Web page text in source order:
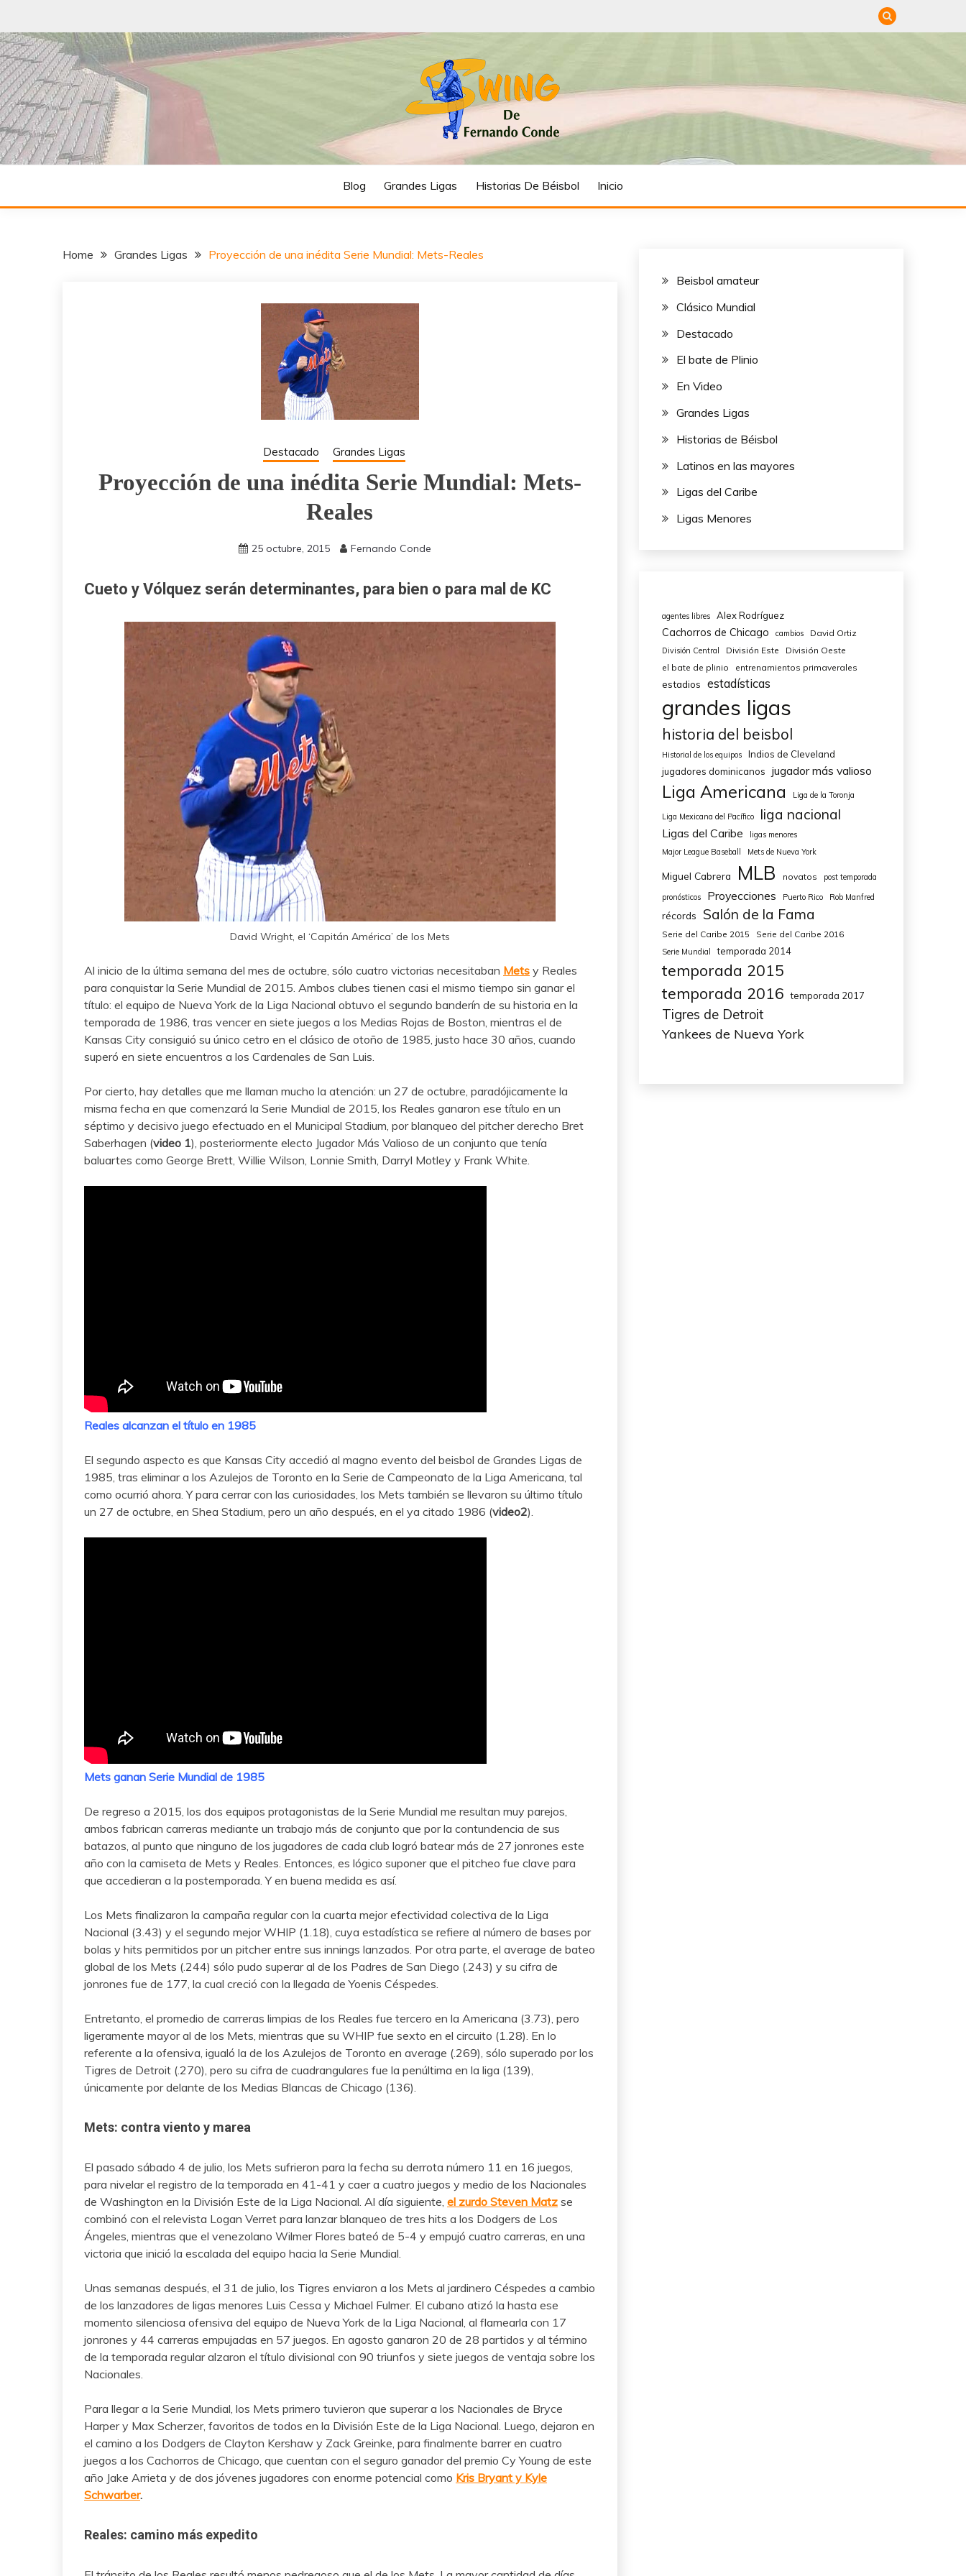
content
SWING DE FERNANDO CONDE
¡A todo Swing con el béisbol!
Blog Grandes Ligas Historias De Béisbol Inicio
Home Grandes Ligas Proyección de una inédita Serie Mundial: Mets-Reales
Destacado Grandes Ligas
Proyección de una inédita Serie Mundial: Mets-
Reales
25 octubre, 2015 Fernando Conde
Cueto y Vólquez serán determinantes, para bien o para mal de KC
David Wright, el ‘Capitán América’ de los Mets
Al inicio de la última semana del mes de octubre, sólo cuatro victorias necesitaban Mets y Reales
para conquistar la Serie Mundial de 2015. Ambos clubes tienen casi el mismo tiempo sin ganar el
título: el equipo de Nueva York de la Liga Nacional obtuvo el segundo banderín de su historia en la
temporada de 1986, tras vencer en siete juegos a los Medias Rojas de Boston, mientras el de
Kansas City consiguió su único cetro en el clásico de otoño de 1985, justo hace 30 años, cuando
superó en siete encuentros a los Cardenales de San Luis.
Por cierto, hay detalles que me llaman mucho la atención: un 27 de octubre, paradójicamente la
misma fecha en que comenzará la Serie Mundial de 2015, los Reales ganaron ese título en un
séptimo y decisivo juego efectuado en el Municipal Stadium, por blanqueo del pitcher derecho Bret
Saberhagen (video 1), posteriormente electo Jugador Más Valioso de un conjunto que tenía
baluartes como George Brett, Willie Wilson, Lonnie Smith, Darryl Motley y Frank White.
Reales alcanzan el título en 1985
El segundo aspecto es que Kansas City accedió al magno evento del beisbol de Grandes Ligas de
1985, tras eliminar a los Azulejos de Toronto en la Serie de Campeonato de la Liga Americana, tal
como ocurrió ahora. Y para cerrar con las curiosidades, los Mets también se llevaron su último título
un 27 de octubre, en Shea Stadium, pero un año después, en el ya citado 1986 (video2).
Mets ganan Serie Mundial de 1985
De regreso a 2015, los dos equipos protagonistas de la Serie Mundial me resultan muy parejos,
ambos fabrican carreras mediante un trabajo más de conjunto que por la contundencia de sus
batazos, al punto que ninguno de los jugadores de cada club logró batear más de 27 jonrones este
año con la camiseta de Mets y Reales. Entonces, es lógico suponer que el pitcheo fue clave para
que accedieran a la postemporada. Y en buena medida es así.
Los Mets finalizaron la campaña regular con la cuarta mejor efectividad colectiva de la Liga
Nacional (3.43) y el segundo mejor WHIP (1.18), cuya estadística se refiere al número de bases por
bolas y hits permitidos por un pitcher entre sus innings lanzados. Por otra parte, el average de bateo
global de los Mets (.244) sólo pudo superar al de los Padres de San Diego (.243) y su cifra de
jonrones fue de 177, la cual creció con la llegada de Yoenis Céspedes.
Entretanto, el promedio de carreras limpias de los Reales fue tercero en la Americana (3.73), pero
ligeramente mayor al de los Mets, mientras que su WHIP fue sexto en el circuito (1.28). En lo
referente a la ofensiva, igualó la de los Azulejos de Toronto en average (.269), sólo superado por los
Tigres de Detroit (.270), pero su cifra de cuadrangulares fue la penúltima en la liga (139),
únicamente por delante de los Medias Blancas de Chicago (136).
Mets: contra viento y marea
El pasado sábado 4 de julio, los Mets sufrieron para la fecha su derrota número 11 en 16 juegos,
para nivelar el registro de la temporada en 41-41 y caer a cuatro juegos y medio de los Nacionales
de Washington en la División Este de la Liga Nacional. Al día siguiente, el zurdo Steven Matz se
combinó con el relevista Logan Verret para lanzar blanqueo de tres hits a los Dodgers de Los
Ángeles, mientras que el venezolano Wilmer Flores bateó de 5-4 y empujó cuatro carreras, en una
victoria que inició la escalada del equipo hacia la Serie Mundial.
Unas semanas después, el 31 de julio, los Tigres enviaron a los Mets al jardinero Céspedes a cambio
de los lanzadores de ligas menores Luis Cessa y Michael Fulmer. El cubano atizó la hasta ese
momento silenciosa ofensiva del equipo de Nueva York de la Liga Nacional, al flamearla con 17
jonrones y 44 carreras empujadas en 57 juegos. En agosto ganaron 20 de 28 partidos y al término
de la temporada regular alzaron el título divisional con 90 triunfos y siete juegos de ventaja sobre los
Nacionales.
Para llegar a la Serie Mundial, los Mets primero tuvieron que superar a los Nacionales de Bryce
Harper y Max Scherzer, favoritos de todos en la División Este de la Liga Nacional. Luego, dejaron en
el camino a los Dodgers de Clayton Kershaw y Zack Greinke, para finalmente barrer en cuatro
juegos a los Cachorros de Chicago, que cuentan con el seguro ganador del premio Cy Young de este
año Jake Arrieta y de dos jóvenes jugadores con enorme potencial como Kris Bryant y Kyle
Schwarber.
Reales: camino más expedito
Beisbol amateur
Clásico Mundial
Destacado
El bate de Plinio
En Video
Grandes Ligas
Historias de Béisbol
Latinos en las mayores
Ligas del Caribe
Ligas Menores
agentes libres Alex Rodríguez
Cachorros de Chicago cambios David Ortiz
División Central División Este
División Oeste
el bate de plinio
entrenamientos primaverales
estadios estadísticas
grandes ligas
historia del beisbol
Historial de los equipos
Indios de Cleveland
jugadores dominicanos
jugador más valioso
Liga Americana Liga de la Toronja
Liga Mexicana del Pacífico liga nacional
Ligas del Caribe
ligas menores
Major League Baseball
Mets de Nueva York
Miguel Cabrera MLB novatos
post temporada
pronósticos
Proyecciones Puerto Rico Rob Manfred
récords Salón de la Fama
Serie del Caribe 2015 Serie del Caribe 2016
Serie Mundial temporada 2014
temporada 2015
temporada 2016
temporada 2017
Tigres de Detroit
Yankees de Nueva York